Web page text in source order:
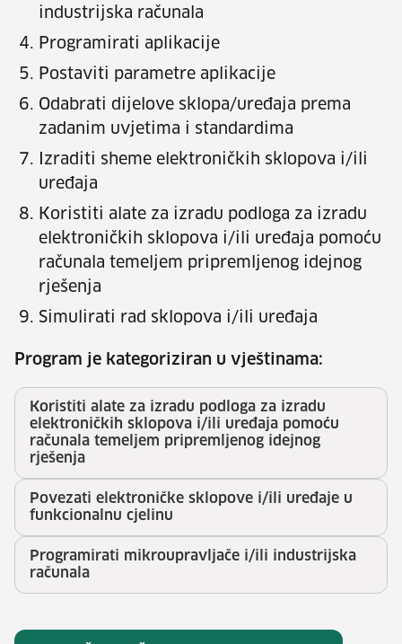
industrijska računala
Programirati aplikacije
Postaviti parametre aplikacije
Odabrati dijelove sklopa/uređaja prema
zadanim uvjetima i standardima
Izraditi sheme elektroničkih sklopova i/ili
uređaja
Koristiti alate za izradu podloga za izradu
elektroničkih sklopova i/ili uređaja pomoću
računala temeljem pripremljenog idejnog
rješenja
Simulirati rad sklopova i/ili uređaja
Program je kategoriziran u vještinama:
Koristiti alate za izradu podloga za izradu
elektroničkih sklopova i/ili uređaja pomoću
računala temeljem pripremljenog idejnog
rješenja
Povezati elektroničke sklopove i/ili uređaje u
funkcionalnu cjelinu
Programirati mikroupravljače i/ili industrijska
računala